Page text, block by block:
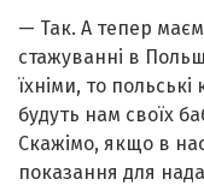
— Так. А тепер
стажуванні в
їхніми, то
будуть нам своїх
Скажімо, якщо в
показання для